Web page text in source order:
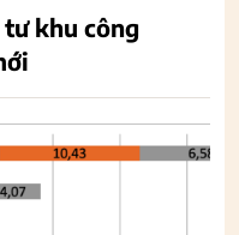
tư khu công